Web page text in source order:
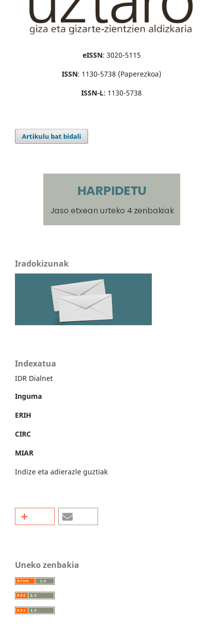
eISSN: 3020-5115
ISSN: 1130-5738 (Paperezkoa)
ISSN-L: 1130-5738
Artikulu bat bidali
Iradokizunak
Indexatua
IDR Dialnet
Inguma
ERIH
CIRC
MIAR
Indize eta adierazle guztiak
Uneko zenbakia